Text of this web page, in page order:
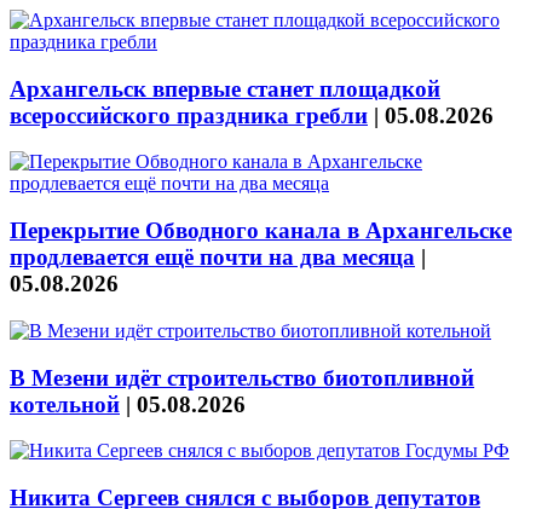
Архангельск впервые станет площадкой
всероссийского праздника гребли | 05.08.2026
Перекрытие Обводного канала в Архангельске
продлевается ещё почти на два месяца |
05.08.2026
В Мезени идёт строительство биотопливной
котельной | 05.08.2026
Никита Сергеев снялся с выборов депутатов